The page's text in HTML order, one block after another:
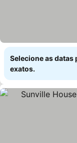
Selecione as datas
exatos.